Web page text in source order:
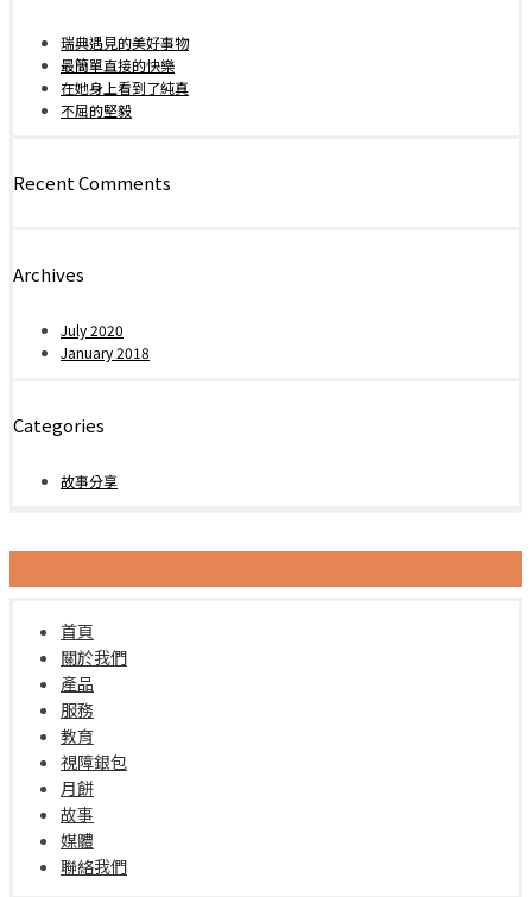
瑞典遇見的美好事物
最簡單直接的快樂
在她身上看到了純真
不屈的堅毅
Recent Comments
Archives
July 2020
January 2018
Categories
故事分享
首頁
關於我們
產品
服務
教育
視障銀包
月餅
故事
媒體
聯絡我們